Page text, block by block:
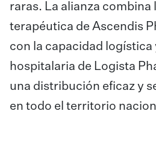
raras. La alianza combina
terapéutica de Ascendis
con la capacidad logística
hospitalaria de Logista
una distribución eficaz y
en todo el territorio